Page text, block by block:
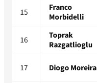
15
Franco
Morbidelli
16
Toprak
Razgatlioglu
17 Diogo Moreira